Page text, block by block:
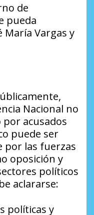
de
pueda
María Vargas y
Nacional no
por acusados
puede ser
por las fuerzas
oposición y
políticos
aclararse:
políticas y